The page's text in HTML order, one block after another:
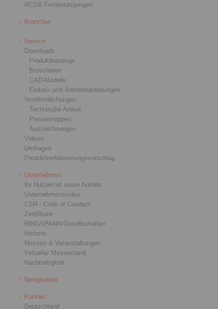
RCS® Fernbetätigungen
Branchen
Service
Downloads
Produktkataloge
Broschüren
CAD-Modelle
Einbau- und Betriebsanleitungen
Veröffentlichungen
Technische Artikel
Pressemappen
Auszeichnungen
Videos
Umfragen
Produktverbesserungsvorschlag
Unternehmen
Ihr Nutzen ist unser Antrieb
Unternehmensvideo
CSR - Code of Conduct
Zertifikate
RINGSPANN-Gesellschaften
Historie
Messen & Veranstaltungen
Virtueller Messestand
Nachhaltigkeit
Neuigkeiten
Kontakt
Deutschland